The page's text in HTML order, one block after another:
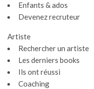
Enfants & ados
Devenez recruteur
Artiste
Rechercher un artiste
Les derniers books
Ils ont réussi
Coaching